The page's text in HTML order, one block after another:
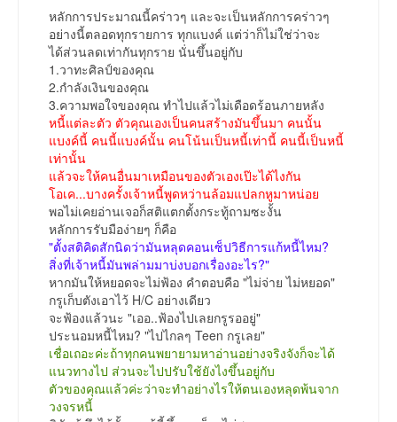
หลักการประมาณนี้คร่าวๆ และจะเป็นหลักการคร่าวๆ
อย่างนี้ตลอดทุกรายการ ทุกแบงค์ แต่ว่าก็ไม่ใช่ว่าจะ
ได้ส่วนลดเท่ากันทุกราย นั่นขึ้นอยู่กับ
1.วาทะศิลป์ของคุณ
2.กำลังเงินของคุณ
3.ความพอใจของคุณ ทำไปแล้วไม่เดือดร้อนภายหลัง
หนี้แต่ละตัว ตัวคุณเองเป็นคนสร้างมันขึ้นมา คนนั้น
แบงค์นี้ คนนี้แบงค์นั้น คนโน้นเป็นหนี้เท่านี้ คนนี้เป็นหนี้
เท่านั้น
แล้วจะให้คนอื่นมาเหมือนของตัวเองเป๊ะได้ไงกัน
โอเค...บางครั้งเจ้าหนี้พูดหว่านล้อมแปลกหูมาหน่อย
พอไม่เคยอ่านเจอก็สติแตกตั้งกระทู้ถามซะงั้น
หลักการรับมือง่ายๆ ก็คือ
"ตั้งสติคิดสักนิดว่ามันหลุดคอนเซ็ปวิธีการแก้หนี้ไหม?
สิ่งที่เจ้าหนี้มันพล่ามมาบ่งบอกเรื่องอะไร?"
หากมันให้หยอดจะไม่ฟ้อง คำตอบคือ "ไม่จ่าย ไม่หยอด"
กรูเก็บตังเอาไว้ H/C อย่างเดียว
จะฟ้องแล้วนะ "เออ..ฟ้องไปเลยกรูรออยู่"
ประนอมหนี้ไหม? "ไปไกลๆ Teen กรูเลย"
เชื่อเถอะค่ะถ้าทุกคนพยายามหาอ่านอย่างจริงจังก็จะได้
แนวทางไป ส่วนจะไปปรับใช้ยังไงขึ้นอยู่กับ
ตัวของคุณแล้วค่ะว่าจะทำอย่างไรให้ตนเองหลุดพ้นจาก
วงจรหนี้